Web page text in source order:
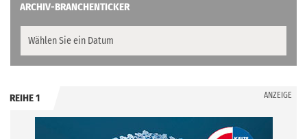
ARCHIV-BRANCHENTICKER
REIHE 1 ANZEIGE